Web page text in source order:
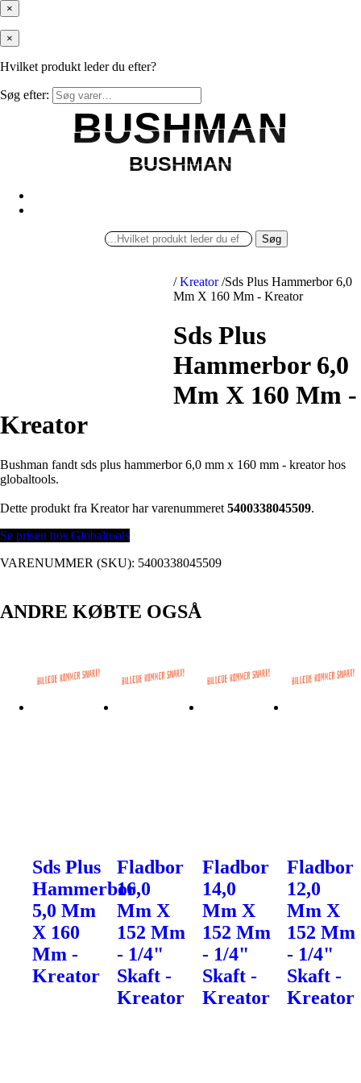
×
×
Hvilket produkt leder du efter?
Søg efter:
BUSHMAN
BUSHMAN
BUSHMAN
BUSHMAN
Søg
/ Kreator /Sds Plus Hammerbor 6,0
Mm X 160 Mm - Kreator
Sds Plus
Hammerbor 6,0
Mm X 160 Mm -
Kreator
Bushman fandt sds plus hammerbor 6,0 mm x 160 mm - kreator hos
globaltools.
Dette produkt fra Kreator har varenummeret 5400338045509.
Se prisen hos Globaltools
VARENUMMER (SKU): 5400338045509
ANDRE KØBTE OGSÅ
Sds Plus
Hammerbor
5,0 Mm
X 160
Mm -
Kreator
Fladbor
16,0
Mm X
152 Mm
- 1/4"
Skaft -
Kreator
Fladbor
14,0
Mm X
152 Mm
- 1/4"
Skaft -
Kreator
Fladbor
12,0
Mm X
152 Mm
- 1/4"
Skaft -
Kreator